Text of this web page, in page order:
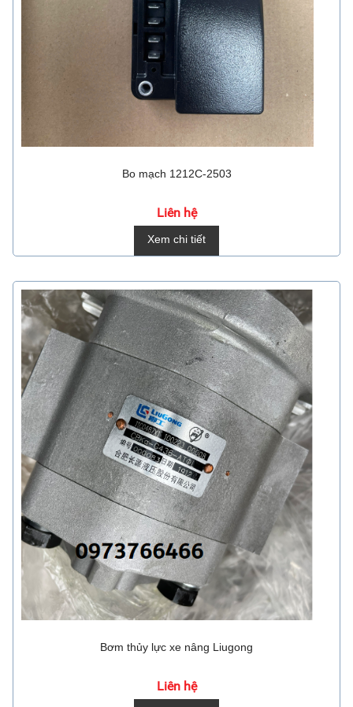
Bo mạch 1212C-2503
Liên hệ
Xem chi tiết
Bơm thủy lực xe nâng Liugong
Liên hệ